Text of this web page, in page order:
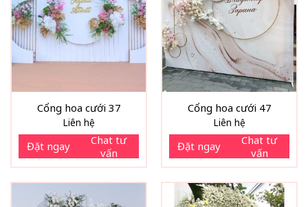
Cổng hoa cưới 37
Liên hệ
Đặt ngay
Chat tư
vấn
Cổng hoa cưới 47
Liên hệ
Đặt ngay
Chat tư
vấn